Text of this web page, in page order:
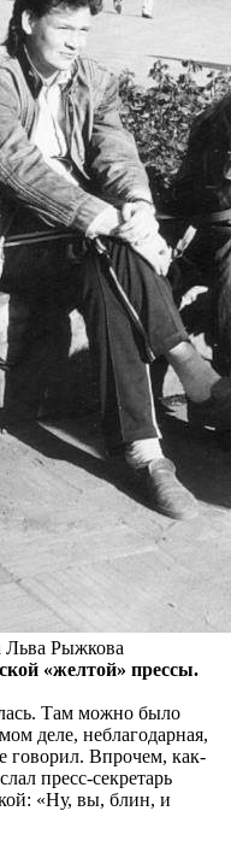
Льва Рыжкова
«желтой» прессы.
Там можно было
деле, неблагодарная,
говорил. Впрочем, как-
пресс-секретарь
«Ну, вы, блин, и